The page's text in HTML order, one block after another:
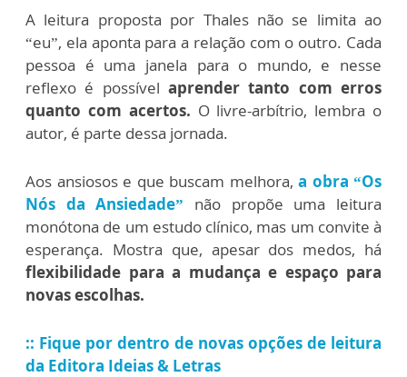
A leitura proposta por Thales não se limita ao
“eu”, ela aponta para a relação com o outro. Cada
pessoa é uma janela para o mundo, e nesse
reflexo é possível aprender tanto com erros
quanto com acertos. O livre-arbítrio, lembra o
autor, é parte dessa jornada.
Aos ansiosos e que buscam melhora, a obra “Os
Nós da Ansiedade” não propõe uma leitura
monótona de um estudo clínico, mas um convite à
esperança. Mostra que, apesar dos medos, há
flexibilidade para a mudança e espaço para
novas escolhas.
:: Fique por dentro de novas opções de leitura
da Editora Ideias & Letras